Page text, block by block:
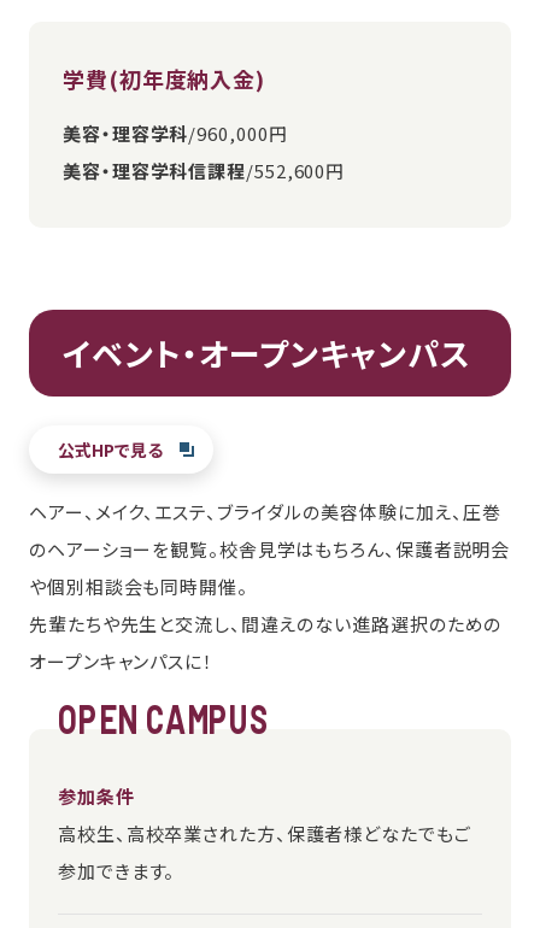
学費(初年度納入金)
美容・理容学科/960,000円
美容・理容学科信課程/552,600円
イベント・オープンキャンパス
公式HPで見る
ヘアー、メイク、エステ、ブライダルの美容体験に加え、圧巻
のヘアーショーを観覧。校舎見学はもちろん、保護者説明会
や個別相談会も同時開催。
先輩たちや先生と交流し、間違えのない進路選択のための
オープンキャンパスに！
OPEN CAMPUS
参加条件
高校生、高校卒業された方、保護者様どなたでもご
参加できます。